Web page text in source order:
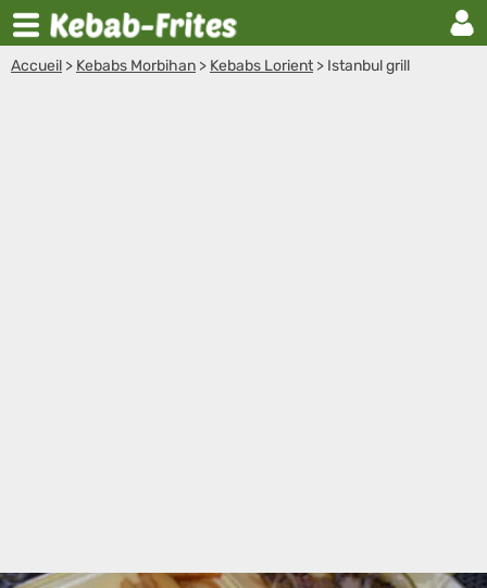
Accueil > Kebabs Morbihan > Kebabs Lorient> Istanbul grill